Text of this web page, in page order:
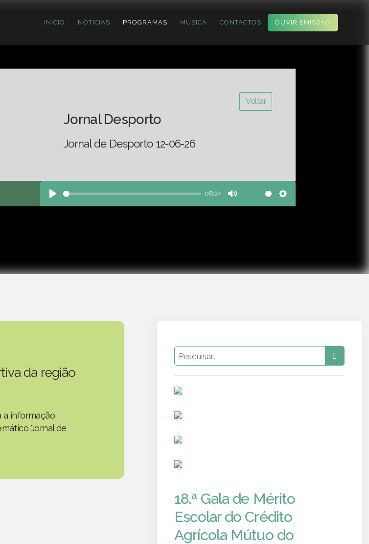
INÍCIO NOTÍCIAS PROGRAMAS MÚSICA CONTACTOS OUVIR EMISSÃO
Voltar
Jornal Desporto
Jornal de Desporto 12-06-26
Play
08:24
Mute Settings
da região
a informação
'Jornal de
18.ª Gala de Mérito
Escolar do Crédito
Agrícola Mútuo do